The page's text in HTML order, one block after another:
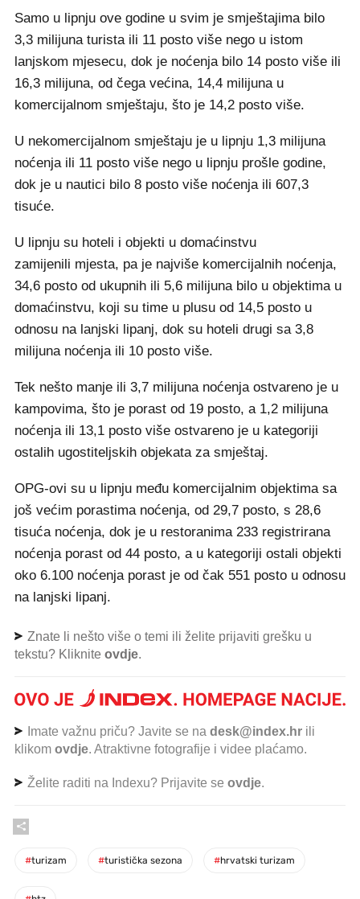
Samo u lipnju ove godine u svim je smještajima bilo
3,3 milijuna turista ili 11 posto više nego u istom
lanjskom mjesecu, dok je noćenja bilo 14 posto više ili
16,3 milijuna, od čega većina, 14,4 milijuna u
komercijalnom smještaju, što je 14,2 posto više.
U nekomercijalnom smještaju je u lipnju 1,3 milijuna
noćenja ili 11 posto više nego u lipnju prošle godine,
dok je u nautici bilo 8 posto više noćenja ili 607,3
tisuće.
U lipnju su hoteli i objekti u domaćinstvu
zamijenili mjesta, pa je najviše komercijalnih noćenja,
34,6 posto od ukupnih ili 5,6 milijuna bilo u objektima u
domaćinstvu, koji su time u plusu od 14,5 posto u
odnosu na lanjski lipanj, dok su hoteli drugi sa 3,8
milijuna noćenja ili 10 posto više.
Tek nešto manje ili 3,7 milijuna noćenja ostvareno je u
kampovima, što je porast od 19 posto, a 1,2 milijuna
noćenja ili 13,1 posto više ostvareno je u kategoriji
ostalih ugostiteljskih objekata za smještaj.
OPG-ovi su u lipnju među komercijalnim objektima sa
još većim porastima noćenja, od 29,7 posto, s 28,6
tisuća noćenja, dok je u restoranima 233 registrirana
noćenja porast od 44 posto, a u kategoriji ostali objekti
oko 6.100 noćenja porast je od čak 551 posto u odnosu
na lanjski lipanj.
Znate li nešto više o temi ili želite prijaviti grešku u
tekstu? Kliknite ovdje.
Imate važnu priču? Javite se na desk@index.hr ili
klikom ovdje. Atraktivne fotografije i videe plaćamo.
Želite raditi na Indexu? Prijavite se ovdje.
#turizam #turistička sezona #hrvatski turizam